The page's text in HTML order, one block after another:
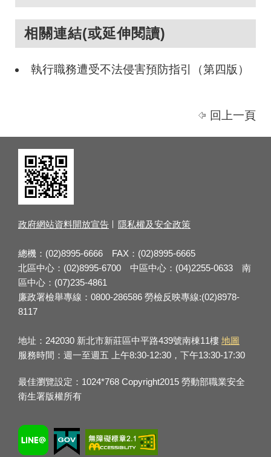
相關連結(或延伸閱讀)
執行職務遭受不法侵害預防指引（第四版）
回上一頁
政府網站資料開放宣告 隱私權及安全政策
總機：(02)8995-6666 FAX：(02)8995-6665
北區中心：(02)8995-6700 中區中心：(04)2255-0633 南
區中心：(07)235-4861
廉政署檢舉專線：0800-286586 勞檢反映專線:(02)8978-
8117
地址：242030 新北市新莊區中平路439號南棟11樓 地圖
服務時間：週一至週五 上午8:30-12:30，下午13:30-17:30
最佳瀏覽設定：1024*768 Copyright2015 勞動部職業安全
衛生署版權所有